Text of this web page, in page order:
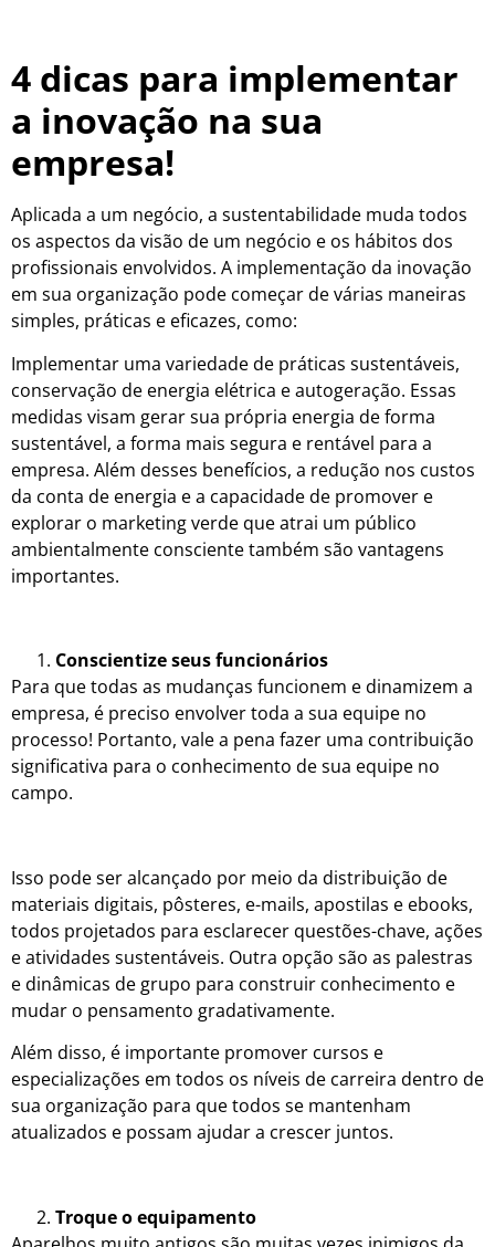
4 dicas para implementar
a inovação na sua
empresa!
Aplicada a um negócio, a sustentabilidade muda todos
os aspectos da visão de um negócio e os hábitos dos
profissionais envolvidos. A implementação da inovação
em sua organização pode começar de várias maneiras
simples, práticas e eficazes, como:
Implementar uma variedade de práticas sustentáveis,
conservação de energia elétrica e autogeração. Essas
medidas visam gerar sua própria energia de forma
sustentável, a forma mais segura e rentável para a
empresa. Além desses benefícios, a redução nos custos
da conta de energia e a capacidade de promover e
explorar o marketing verde que atrai um público
ambientalmente consciente também são vantagens
importantes.
Conscientize seus funcionários
Para que todas as mudanças funcionem e dinamizem a
empresa, é preciso envolver toda a sua equipe no
processo! Portanto, vale a pena fazer uma contribuição
significativa para o conhecimento de sua equipe no
campo.
Isso pode ser alcançado por meio da distribuição de
materiais digitais, pôsteres, e-mails, apostilas e ebooks,
todos projetados para esclarecer questões-chave, ações
e atividades sustentáveis. Outra opção são as palestras
e dinâmicas de grupo para construir conhecimento e
mudar o pensamento gradativamente.
Além disso, é importante promover cursos e
especializações em todos os níveis de carreira dentro de
sua organização para que todos se mantenham
atualizados e possam ajudar a crescer juntos.
Troque o equipamento